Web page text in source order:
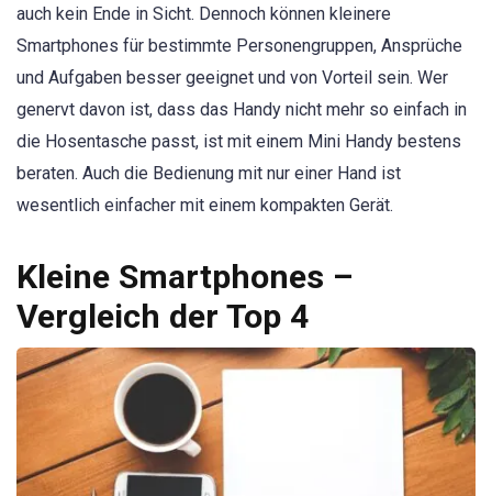
auch kein Ende in Sicht. Dennoch können kleinere
Smartphones für bestimmte Personengruppen, Ansprüche
und Aufgaben besser geeignet und von Vorteil sein. Wer
genervt davon ist, dass das Handy nicht mehr so einfach in
die Hosentasche passt, ist mit einem Mini Handy bestens
beraten. Auch die Bedienung mit nur einer Hand ist
wesentlich einfacher mit einem kompakten Gerät.
Kleine Smartphones –
Vergleich der Top 4